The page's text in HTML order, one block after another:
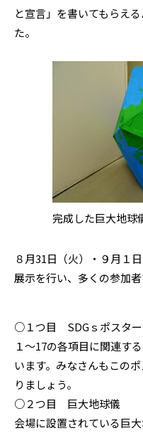
と宣言」を書いてもらえ
た。
完成した巨大地球
８月31日（火）・９月１
展示を行い、多くの参加者
○１つ目 SDGｓポスター
１〜17の各項目に関連す
います。みなさんもこの
りましょう。
○２つ目 巨大地球儀
会場に設置されている巨